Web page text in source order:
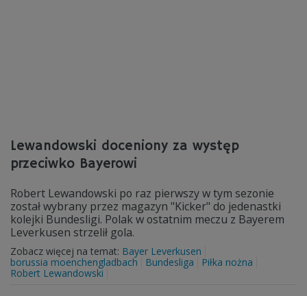
Lewandowski doceniony za występ
przeciwko Bayerowi
Robert Lewandowski po raz pierwszy w tym sezonie
został wybrany przez magazyn "Kicker" do jedenastki
kolejki Bundesligi. Polak w ostatnim meczu z Bayerem
Leverkusen strzelił gola.
Zobacz więcej na temat: Bayer Leverkusen
borussia moenchengladbach
Bundesliga
Piłka nożna
Robert Lewandowski